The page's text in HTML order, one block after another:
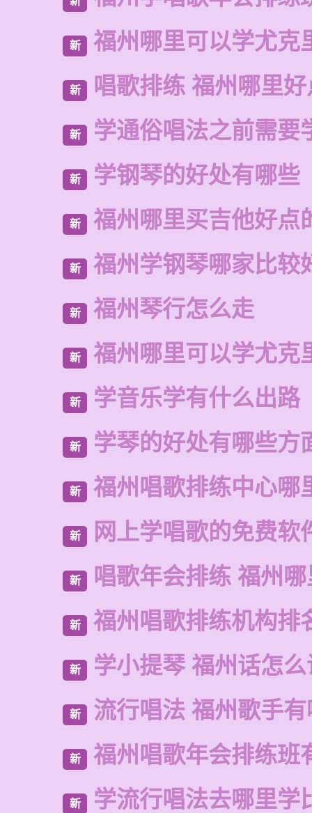
新 福州哪里可以学尤克
新 唱歌排练 福州哪里
新 学通俗唱法之前需要
新 学钢琴的好处有哪些
新 福州哪里买吉他好点
新 福州学钢琴哪家比较
新 福州琴行怎么走
新 福州哪里可以学尤克
新 学音乐学有什么出路
新 学琴的好处有哪些方
新 福州唱歌排练中心哪
新 网上学唱歌的免费软
新 唱歌年会排练 福州
新 福州唱歌排练机构排
新 学小提琴 福州话怎
新 流行唱法 福州歌手
新 福州唱歌年会排练班
新 学流行唱法去哪里学